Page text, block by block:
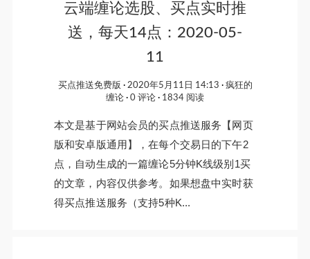
云端缠论选股、买点实时推
送，每天14点：2020-05-
11
买点推送免费版 2020年5月11日 14:13
疯狂的
缠论
0 评论 1834 阅读
本文是基于网站会员的买点推送服务【网页
版和安卓版通用】，在每个交易日的下午2
点，自动生成的一篇缠论5分钟K线级别1买
的文章，内容仅供参考。如果想盘中实时获
得买点推送服务（支持5种K...